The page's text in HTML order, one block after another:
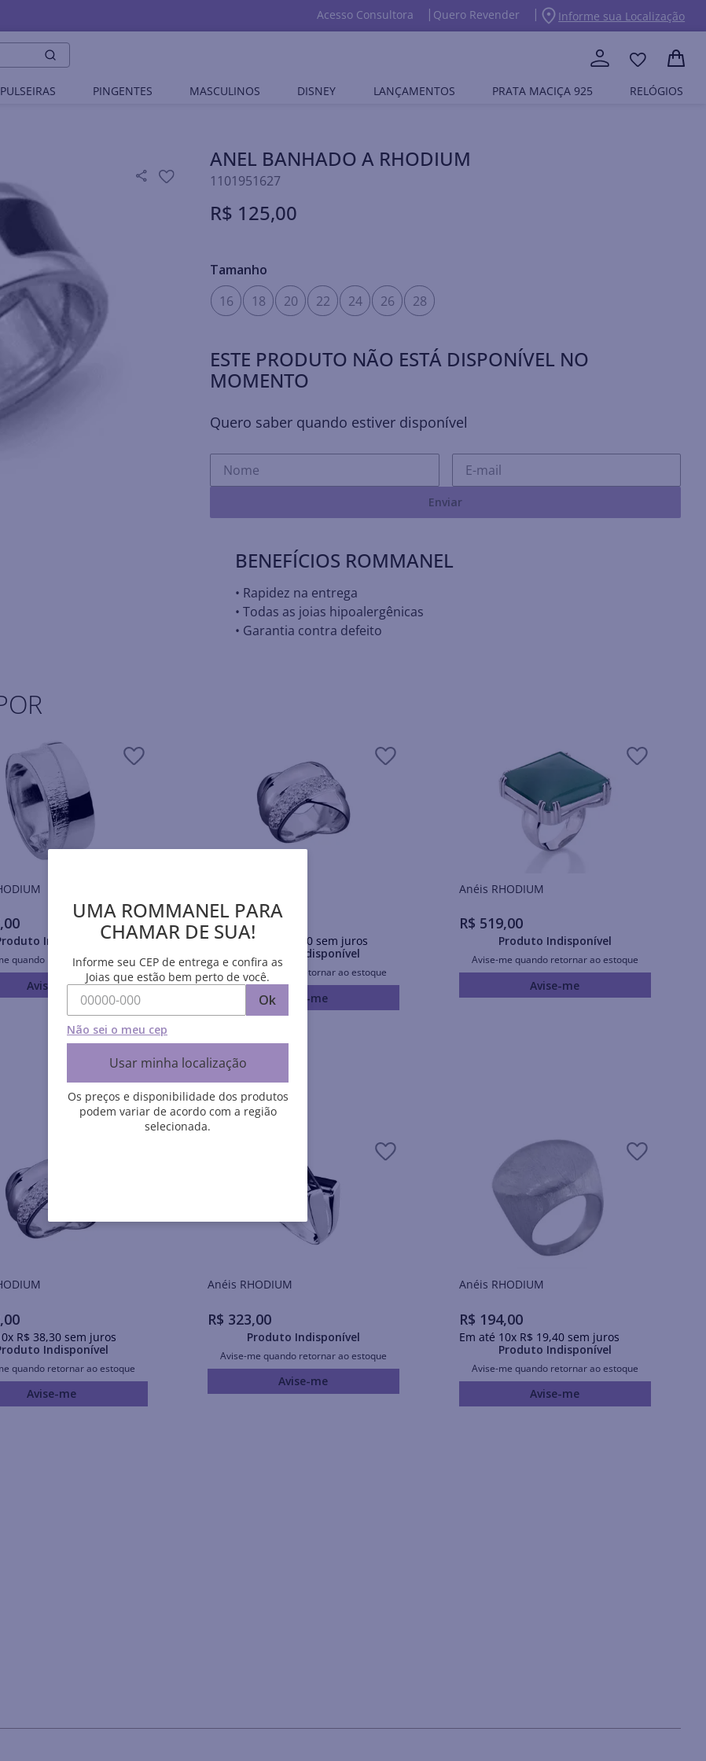
Acesso Consultora Quero Revender Informe sua Localização
PULSEIRAS PINGENTES MASCULINOS DISNEY LANÇAMENTOS PRATA MACIÇA 925 RELÓGIOS
ANEL BANHADO A RHODIUM
1101951627
R$ 125,00
Tamanho
16
18 20 22 24 26 28
ESTE PRODUTO NÃO ESTÁ DISPONÍVEL NO
MOMENTO
Quero saber quando estiver disponível
Enviar
BENEFÍCIOS ROMMANEL
• Rapidez na entrega
• Todas as joias hipoalergênicas
• Garantia contra defeito
RHODIUM
,00
Indisponível
quando retornar ao estoque
Avise-me
R$ 383,00
Em até 10 30sem juros
Produto Indisponível
Avise-me quando retornar ao estoque
Avise-me
Anéis RHODIUM
R$ 519,00
Produto Indisponível
Avise-me quando retornar ao estoque
Avise-me
RHODIUM
,00
x R$ 38,30sem juros
Indisponível
quando retornar ao estoque
Avise-me
Anéis RHODIUM
R$ 323,00
Produto Indisponível
Avise-me quando retornar ao estoque
Avise-me
Anéis RHODIUM
R$ 194,00
Em até 10x R$ 19,40sem juros
Produto Indisponível
Avise-me quando retornar ao estoque
Avise-me
UMA ROMMANEL PARA
CHAMAR DE SUA!
Informe seu CEP de entrega e confira as
Joias que estão bem perto de você.
Ok
Não sei o meu cep
Usar minha localização
Os preços e disponibilidade dos produtos
podem variar de acordo com a região
selecionada.